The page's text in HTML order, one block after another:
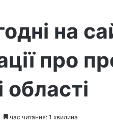
на
про
області
час читання: 1 хвилина